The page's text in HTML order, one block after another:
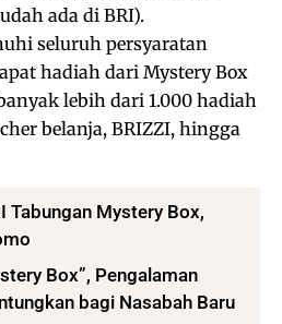
ada di BRI).
seluruh persyaratan
hadiah dari Mystery Box
lebih dari 1.000 hadiah
belanja, BRIZZI, hingga
Tabungan Mystery Box,
Box”, Pengalaman
bagi Nasabah Baru